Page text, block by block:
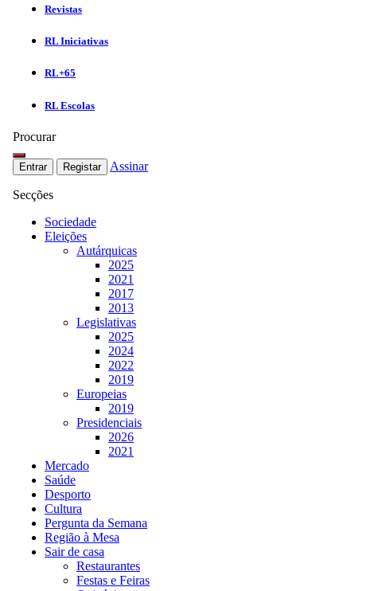
Revistas
RL Iniciativas
RL+65
RL Escolas
Procurar
Entrar Registar Assinar
Secções
Sociedade
Eleições
Autárquicas
2025
2021
2017
2013
Legislativas
2025
2024
2022
2019
Europeias
2019
Presidenciais
2026
2021
Mercado
Saúde
Desporto
Cultura
Pergunta da Semana
Região à Mesa
Sair de casa
Restaurantes
Festas e Feiras